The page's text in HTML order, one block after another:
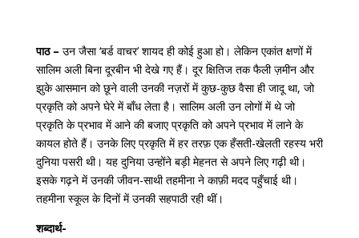
पाठ – उन जैसा ‘बर्ड वाचर’ शायद ही कोई हुआ हो। लेकिन एकांत क्षणों में
सालिम अली बिना दूरबीन भी देखे गए हैं। दूर क्षितिज तक फैली ज़मीन और
झुके आसमान को छूने वाली उनकी नज़रों में कुछ-कुछ वैसा ही जादू था, जो
प्रकृति को अपने घेरे में बाँध लेता है। सालिम अली उन लोगों में थे जो
प्रकृति के प्रभाव में आने की बजाए प्रकृति को अपने प्रभाव में लाने के
कायल होते हैं। उनके लिए प्रकृति में हर तरफ़ एक हँसती-खेलती रहस्य भरी
दुनिया पसरी थी। यह दुनिया उन्होंने बड़ी मेहनत से अपने लिए गढ़ी थी।
इसके गढ़ने में उनकी जीवन-साथी तहमीना ने काफ़ी मदद पहुँचाई थी।
तहमीना स्कूल के दिनों में उनकी सहपाठी रही थीं।
शब्दार्थ-